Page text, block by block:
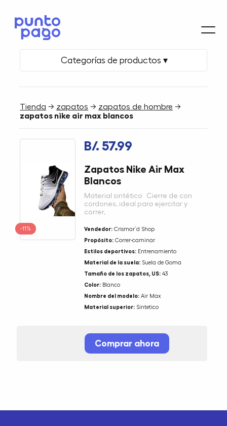
Categorías de productos ▾
Tienda → zapatos → zapatos de hombre →
zapatos nike air max blancos
-11%
B/. 57.99
Zapatos Nike Air Max
Blancos
Material sintético Cierre de con
cordones, ideal para ejercitar y
correr,
Vendedor: Crismar`d Shop
Propósito: Correr-caminar
Estilos deportivos: Entrenamiento
Material de la suela: Suela de Goma
Tamaño de los zapatos, US: 43
Color: Blanco
Nombre del modelo: Air Max
Material superior: Sintetico
Comprar ahora